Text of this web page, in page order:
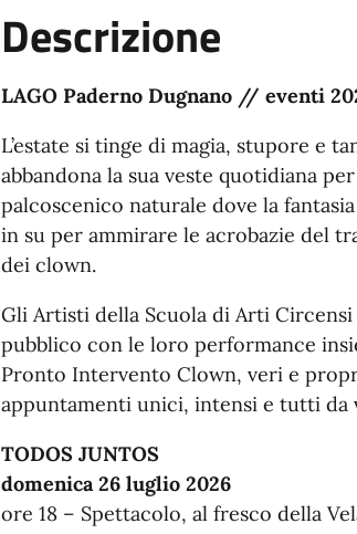
Descrizione
LAGO Paderno Dugnano // eventi
L’estate si tinge di magia, stupore e
abbandona la sua veste quotidiana
palcoscenico naturale dove la
in su per ammirare le acrobazie del
dei clown.
Gli Artisti della Scuola di Arti
pubblico con le loro performance
Pronto Intervento Clown, veri e
appuntamenti unici, intensi e tutti da
TODOS JUNTOS
domenica 26 luglio 2026
ore 18 – Spettacolo, al fresco della